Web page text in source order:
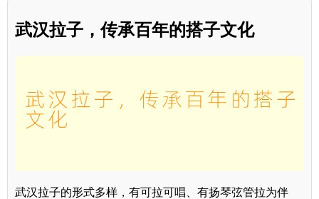
武汉拉子，传承百年的搭子文化
武汉拉子的形式多样，有可拉可唱、有扬琴弦管拉为伴